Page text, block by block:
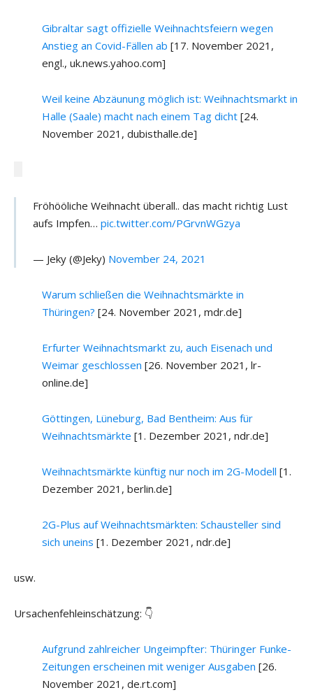
Gibraltar sagt offizielle Weihnachtsfeiern wegen
Anstieg an Covid-Fällen ab [17. November 2021,
engl., uk.news.yahoo.com]
Weil keine Abzäunung möglich ist: Weihnachtsmarkt in
Halle (Saale) macht nach einem Tag dicht [24.
November 2021, dubisthalle.de]
Fröhööliche Weihnacht überall.. das macht richtig Lust
aufs Impfen… pic.twitter.com/PGrvnWGzya
— Jeky (@Jeky) November 24, 2021
Warum schließen die Weihnachtsmärkte in
Thüringen? [24. November 2021, mdr.de]
Erfurter Weihnachtsmarkt zu, auch Eisenach und
Weimar geschlossen [26. November 2021, lr-
online.de]
Göttingen, Lüneburg, Bad Bentheim: Aus für
Weihnachtsmärkte [1. Dezember 2021, ndr.de]
Weihnachtsmärkte künftig nur noch im 2G-Modell [1.
Dezember 2021, berlin.de]
2G-Plus auf Weihnachtsmärkten: Schausteller sind
sich uneins [1. Dezember 2021, ndr.de]
usw.
Ursachenfehleinschätzung: 👇
Aufgrund zahlreicher Ungeimpfter: Thüringer Funke-
Zeitungen erscheinen mit weniger Ausgaben [26.
November 2021, de.rt.com]